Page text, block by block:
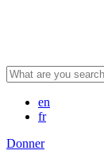
en
fr
Donner